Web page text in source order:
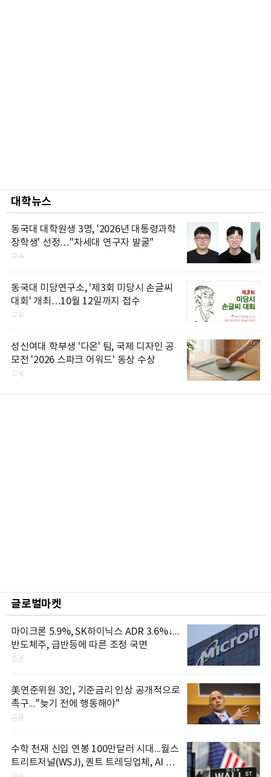
대학뉴스
동국대 대학원생 3명, '2026년 대통령과학
장학생' 선정…"차세대 연구자 발굴"
교육
동국대 미당연구소, '제3회 미당시 손글씨
대회' 개최…10월 12일까지 접수
교육
성신여대 학부생 '다온' 팀, 국제 디자인 공
모전 '2026 스파크 어워드' 동상 수상
교육
글로벌마켓
마이크론 5.9%, SK하이닉스 ADR 3.6%↓...
반도체주, 급반등에 따른 조정 국면
증권
美연준위원 3인, 기준금리 인상 공개적으로
촉구..."늦기 전에 행동해야"
금융
수학 천재 신입 연봉 100만달러 시대...월스
트리트저널(WSJ), 퀀트 트레딩업체, AI 기